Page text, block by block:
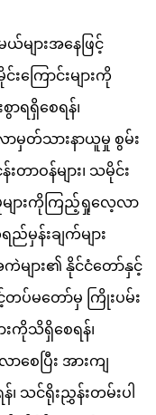
များအနေဖြင့်
ြောင်းများကို
ရရှိစေရန်၊
ာမှတ်သားနာယူမှု စွမ်း
ဝန်များ၊ သမိုင်း
များကိုကြည့်ရှုလေ့လာ
ည်မှန်းချက်များ
များ၏ နိုင်ငံတော်နှင့်
ပ်မတော်မှ ကြိုးပမ်း
ကိုသိရှိစေရန်၊
စေပြီး အားကျ
သင်ရိုးညွှန်းတမ်းပါ